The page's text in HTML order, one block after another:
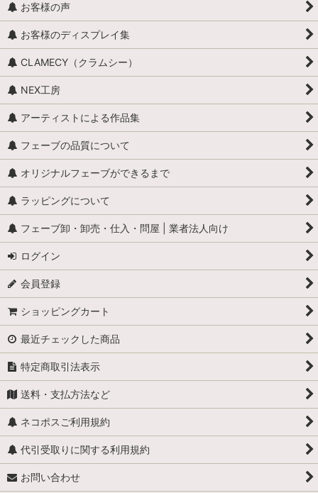
お客様の声
お客様のディスプレイ集
CLAMECY（クラムシー）
NEX工房
アーティストによる作品集
フェーブの品質について
オリジナルフェーブができるまで
ラッピングについて
フェーブ卸・卸売・仕入・問屋 | 業者法人向け
ログイン
会員登録
ショッピングカート
最近チェックした商品
特定商取引法表示
送料・支払方法など
ネコポスご利用規約
代引受取りに関する利用規約
お問い合わせ